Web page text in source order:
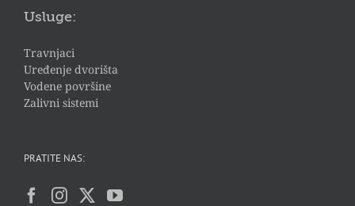
Usluge:
Travnjaci
Uređenje dvorišta
Vodene površine
Zalivni sistemi
PRATITE NAS: